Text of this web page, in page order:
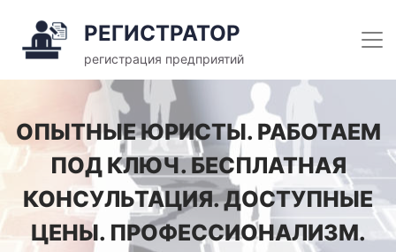
РЕГИСТРАТОР
регистрация предприятий
ОПЫТНЫЕ ЮРИСТЫ. РАБОТАЕМ
ПОД КЛЮЧ. БЕСПЛАТНАЯ
КОНСУЛЬТАЦИЯ. ДОСТУПНЫЕ
ЦЕНЫ. ПРОФЕССИОНАЛИЗМ.